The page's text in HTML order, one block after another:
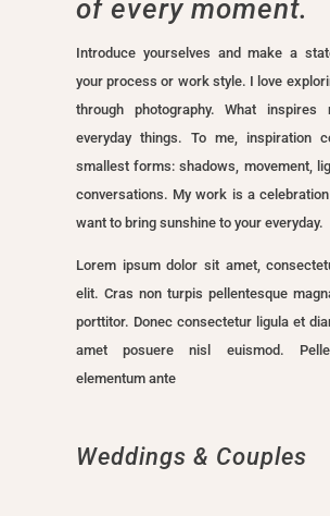
of every moment.
Introduce yourselves and make a
your process or work style. I love
through photography. What
everyday things. To me, inspiration
smallest forms: shadows, movement,
conversations. My work is a
want to bring sunshine to your everyday.
Lorem ipsum dolor sit amet,
elit. Cras non turpis pellentesque
porttitor. Donec consectetur ligula et
amet posuere nisl euismod.
elementum ante
Weddings & Couples